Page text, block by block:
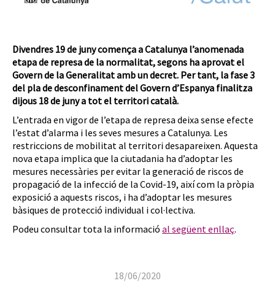
Divendres 19 de juny comença a Catalunya l’anomenada
etapa de represa de la normalitat, segons ha aprovat el
Govern de la Generalitat amb un decret. Per tant, la fase 3
del pla de desconfinament del Govern d’Espanya finalitza
dijous 18 de juny a tot el territori català.
L’entrada en vigor de l’etapa de represa deixa sense efecte
l’estat d’alarma i les seves mesures a Catalunya. Les
restriccions de mobilitat al territori desapareixen. Aquesta
nova etapa implica que la ciutadania ha d’adoptar les
mesures necessàries per evitar la generació de riscos de
propagació de la infecció de la Covid-19, així com la pròpia
exposició a aquests riscos, i ha d’adoptar les mesures
bàsiques de protecció individual i col·lectiva.
Podeu consultar tota la informació al següent enllaç.
18/06/2020